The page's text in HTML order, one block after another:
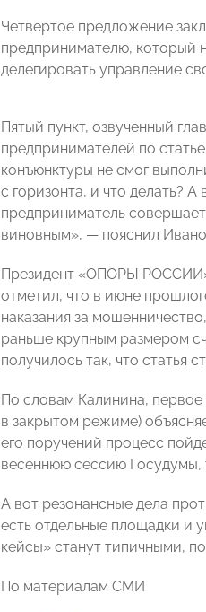
Четвертое предложение
предпринимателю, который
делегировать управление
Пятый пункт, озвученный
предпринимателей по
конъюнктуры не смог
с горизонта, и что делать?
предприниматель
виновным», — пояснил
Президент «ОПОРЫ РОССИИ»
отметил, что в июне
наказания за
раньше крупным размером
получилось так, что статья
По словам Калинина, первое
в закрытом режиме)
его поручений процесс
весеннюю сессию Госудумы,
А вот резонансные дела
есть отдельные площадки и
кейсы» станут типичными,
По материалам СМИ